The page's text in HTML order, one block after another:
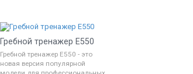
Гребной тренажер E550
Гребной тренажер E550 - это
новая версия популярной